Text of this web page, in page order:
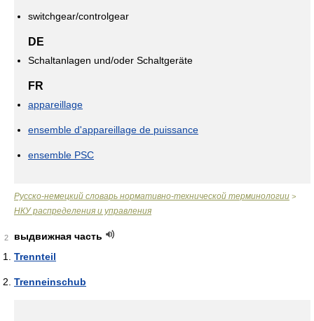
switchgear/controlgear
DE
Schaltanlagen und/oder Schaltgeräte
FR
appareillage
ensemble d'appareillage de puissance
ensemble PSC
Русско-немецкий словарь нормативно-технической терминологии >
НКУ распределения и управления
2
выдвижная часть
Trennteil
Trenneinschub